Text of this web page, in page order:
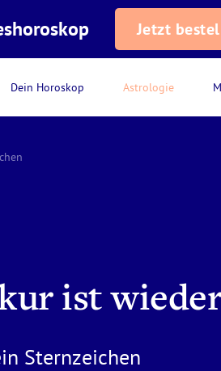
Dein Horoskop Astrologie
Jetzt
ist
Sternzeichen